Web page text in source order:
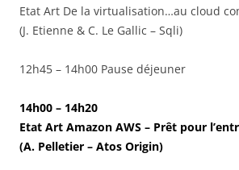
Etat Art De la virtualisation…au cloud
(J. Etienne & C. Le Gallic – Sqli)
12h45 – 14h00 Pause déjeuner
14h00 – 14h20
Etat Art Amazon AWS – Prêt pour
(A. Pelletier – Atos Origin)